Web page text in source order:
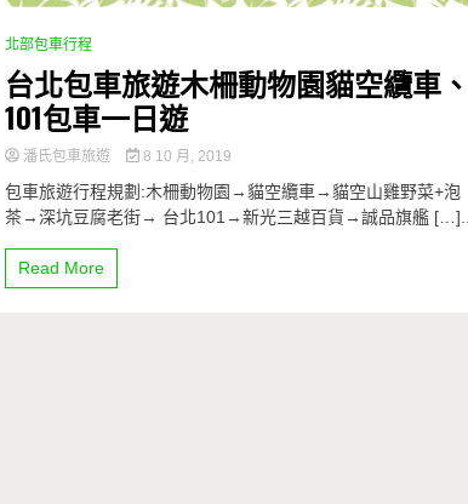
北部包車行程
台北包車旅遊木柵動物園貓空纜車、
101包車一日遊
潘氏包車旅遊 8 10 月, 2019
包車旅遊行程規劃:木柵動物園→貓空纜車→貓空山雞野菜+泡
茶→深坑豆腐老街→ 台北101→新光三越百貨→誠品旗艦 […]...
Read More